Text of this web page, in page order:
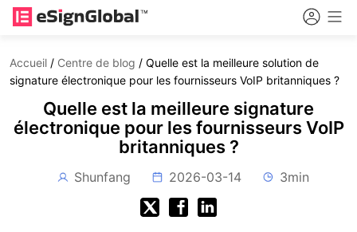
Accueil / Centre de blog / Quelle est la meilleure solution de
signature électronique pour les fournisseurs VoIP britanniques ?
Quelle est la meilleure signature
électronique pour les fournisseurs VoIP
britanniques ?
Shunfang 2026-03-14 3min